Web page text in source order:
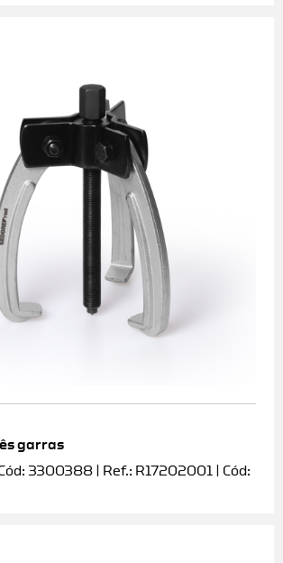
garras
3300388 | Ref.: R17202001 | Cód: